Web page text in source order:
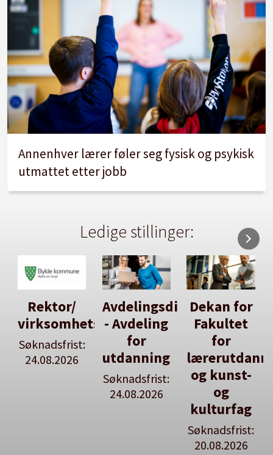
Annenhver lærer føler seg fysisk og psykisk
utmattet etter jobb
Ledige stillinger:
Avdelingsdirektør
- Avdeling
for
utdanning
Dekan for
Fakultet
for
lærerutdanning
og kunst-
og
Her kan
du utlyse
en ledig
stilling
Se våre
stillingspakker